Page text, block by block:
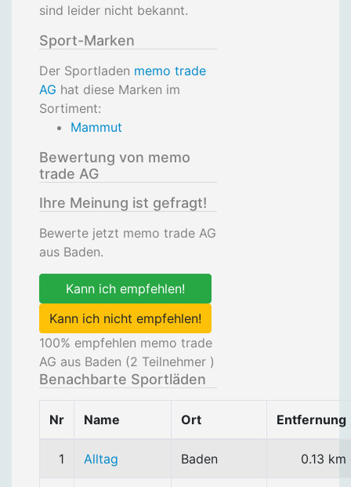
sind leider nicht bekannt.
Sport-Marken
Der Sportladen memo trade
AG hat diese Marken im
Sortiment:
Mammut
Bewertung von memo
trade AG
Ihre Meinung ist gefragt!
Bewerte jetzt memo trade AG
aus Baden.
Kann ich empfehlen!
Kann ich nicht empfehlen!
100% empfehlen memo trade
AG aus Baden (2 Teilnehmer )
Benachbarte Sportläden
Nr Name Ort Entfernung
1 Alltag Baden 0.13 km